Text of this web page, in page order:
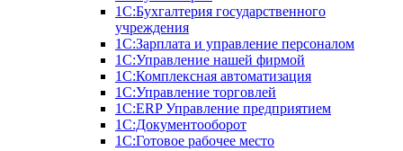
1С:Бухгалтерия государственного
учреждения
1С:Зарплата и управление персоналом
1С:Управление нашей фирмой
1С:Комплексная автоматизация
1С:Управление торговлей
1С:ERP Управление предприятием
1С:Документооборот
1C:Готовое рабочее место